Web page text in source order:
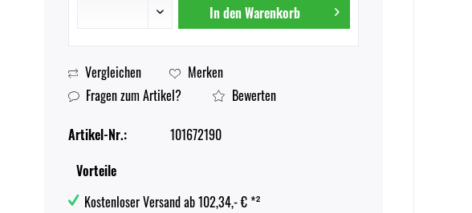
In denWarenkorb
Vergleichen
Merken
Fragen zum Artikel?
Bewerten
Artikel-Nr.:
101672190
Vorteile
Kostenloser Versand ab 102,34,- € *²